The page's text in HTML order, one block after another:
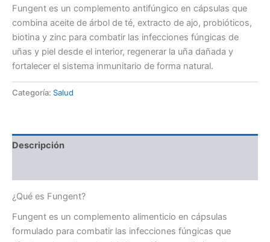
precio
original
era:
69,00 €.
precio
actual
es:
49,00 €.
Fungent es un complemento antifúngico en cápsulas que
combina aceite de árbol de té, extracto de ajo, probióticos,
biotina y zinc para combatir las infecciones fúngicas de
uñas y piel desde el interior, regenerar la uña dañada y
fortalecer el sistema inmunitario de forma natural.
Categoría: Salud
Descripción
¿Qué es Fungent?
Fungent es un complemento alimenticio en cápsulas
formulado para combatir las infecciones fúngicas que